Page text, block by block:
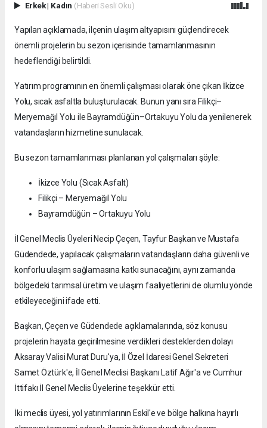
Erkek| Kadın (Haberi Sesli Oku)
Yapılan açıklamada, ilçenin ulaşım altyapısını güçlendirecek
önemli projelerin bu sezon içerisinde tamamlanmasının
hedeflendiği belirtildi.
Yatırım programının en önemli çalışması olarak öne çıkan İkizce
Yolu, sıcak asfaltla buluşturulacak. Bunun yanı sıra Filikçi–
Meryemağıl Yolu ile Bayramdüğün–Ortakuyu Yolu da yenilenerek
vatandaşların hizmetine sunulacak.
Bu sezon tamamlanması planlanan yol çalışmaları şöyle:
İkizce Yolu (Sıcak Asfalt)
Filikçi – Meryemağıl Yolu
Bayramdüğün – Ortakuyu Yolu
İl Genel Meclis Üyeleri Necip Çeçen, Tayfur Başkan ve Mustafa
Güdendede, yapılacak çalışmaların vatandaşların daha güvenli ve
konforlu ulaşım sağlamasına katkı sunacağını, aynı zamanda
bölgedeki tarımsal üretim ve ulaşım faaliyetlerini de olumlu yönde
etkileyeceğini ifade etti.
Başkan, Çeçen ve Güdendede açıklamalarında, söz konusu
projelerin hayata geçirilmesine verdikleri desteklerden dolayı
Aksaray Valisi Murat Duru'ya, İl Özel İdaresi Genel Sekreteri
Samet Öztürk'e, İl Genel Meclisi Başkanı Latif Ağır'a ve Cumhur
İttifakı İl Genel Meclis Üyelerine teşekkür etti.
İki meclis üyesi, yol yatırımlarının Eskil'e ve bölge halkına hayırlı